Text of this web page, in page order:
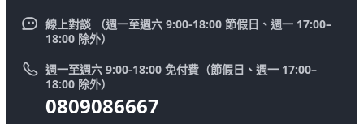
V50
Funtouch OS
系統升級
零配件價格查詢
送修服務
新聞中心
法律聲明
優惠活動
線上對談 （週一至週六 9:00-18:00 節假日、週一 17:00–
18:00 除外）
週一至週六 9:00-18:00 免付費（節假日、週一 17:00–
18:00 除外）
0809086667